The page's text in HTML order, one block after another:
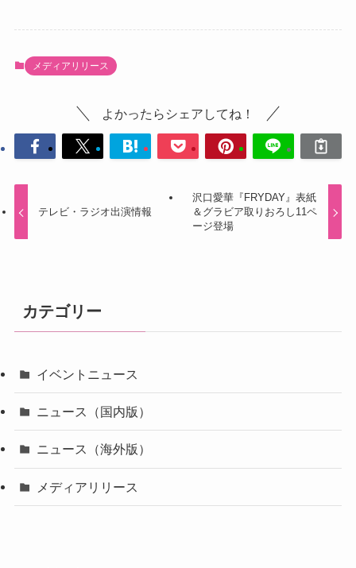
メディアリリース
よかったらシェアしてね！
テレビ・ラジオ出演情報
沢口愛華『FRYDAY』表紙
＆グラビア取りおろし11ペ
ージ登場
カテゴリー
イベントニュース
ニュース（国内版）
ニュース（海外版）
メディアリリース